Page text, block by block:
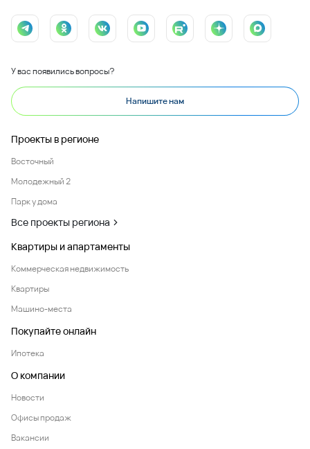
У вас появились вопросы?
Напишите нам
Проекты в регионе
Восточный
Молодежный 2
Парк у дома
Все проекты региона
Квартиры и апартаменты
Коммерческая недвижимость
Квартиры
Машино-места
Покупайте онлайн
Ипотека
О компании
Новости
Офисы продаж
Вакансии